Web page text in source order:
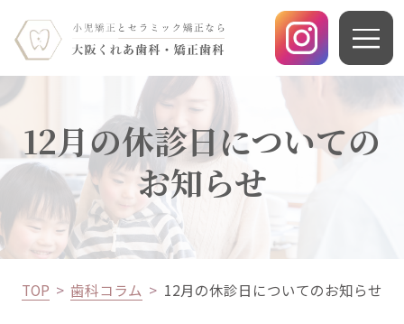
12月の休診日についての
お知らせ
TOP 歯科コラム 12月の休診日についてのお知らせ